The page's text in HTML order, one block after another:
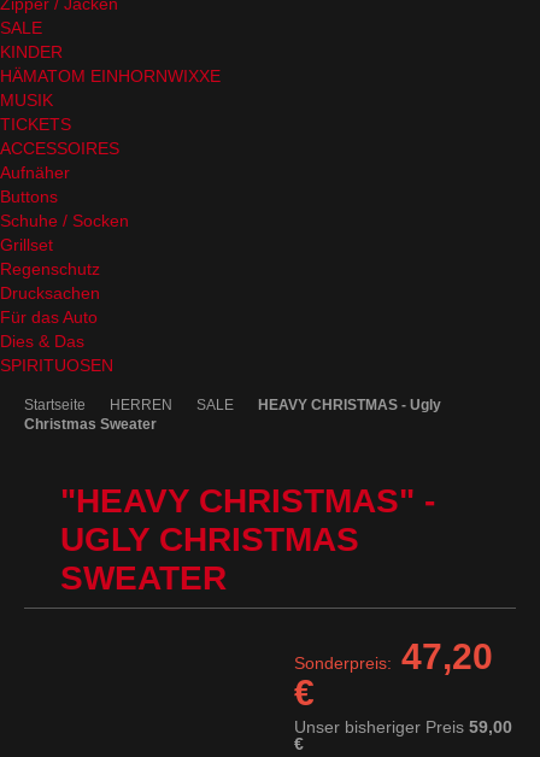
SALE
KINDER
HÄMATOM EINHORNWIXXE
MUSIK
TICKETS
ACCESSOIRES
Aufnäher
Buttons
Schuhe / Socken
Grillset
Regenschutz
Drucksachen
Für das Auto
Dies & Das
SPIRITUOSEN
Startseite HERREN SALE
HEAVY CHRISTMAS - Ugly
Christmas Sweater
"HEAVY CHRISTMAS" -
UGLY CHRISTMAS
SWEATER
Sonderpreis: 47,20
€
Unser bisheriger Preis59,00
€